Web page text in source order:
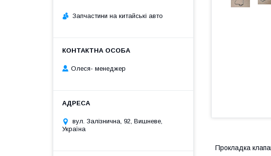
Прокладка
Запчастини на китайські авто
Олеся- менеджер
вул. Залізнична, 92, Вишневе,
Україна